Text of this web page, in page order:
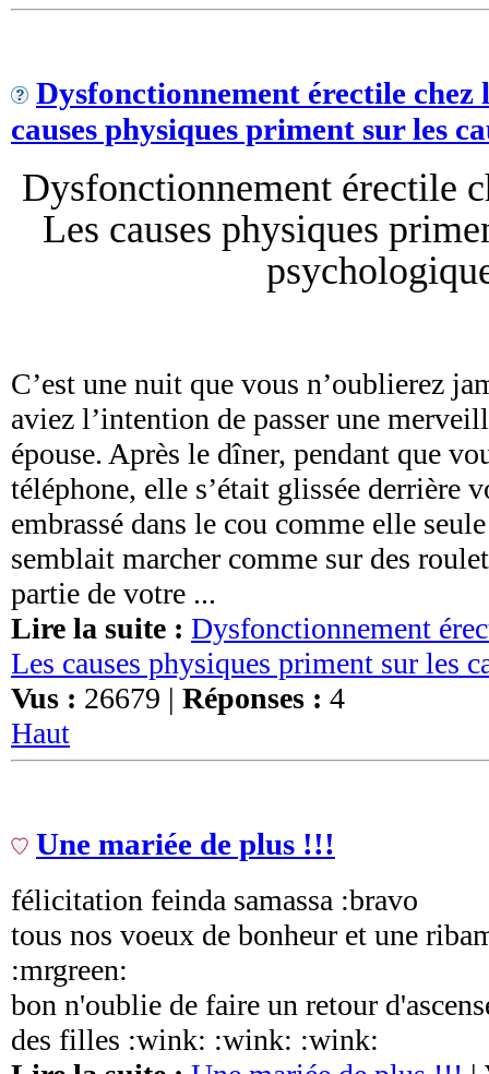
Dysfonctionnement érectile chez
causes physiques priment sur les
Dysfonctionnement érectile
Les causes physiques
C’est une nuit que vous n’oublierez
aviez l’intention de passer une
épouse. Après le dîner, pendant que
téléphone, elle s’était glissée derrière
embrassé dans le cou comme elle
semblait marcher comme sur des
partie de votre ...
Lire la suite : Dysfonctionnement
Les causes physiques priment sur les
Vus : 26679 | Réponses : 4
Haut
Une mariée de plus !!!
félicitation feinda samassa :bravo
tous nos voeux de bonheur et une
:mrgreen:
bon n'oublie de faire un retour
des filles :wink: :wink: :wink: